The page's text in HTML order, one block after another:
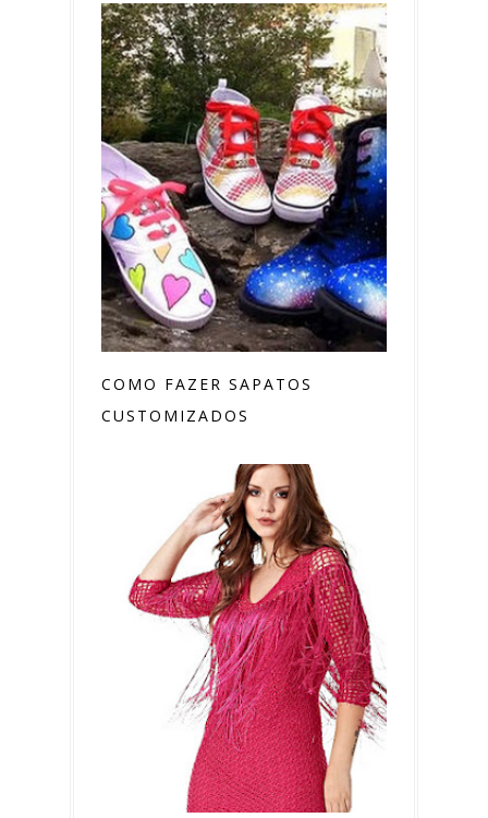
COMO FAZER SAPATOS
CUSTOMIZADOS